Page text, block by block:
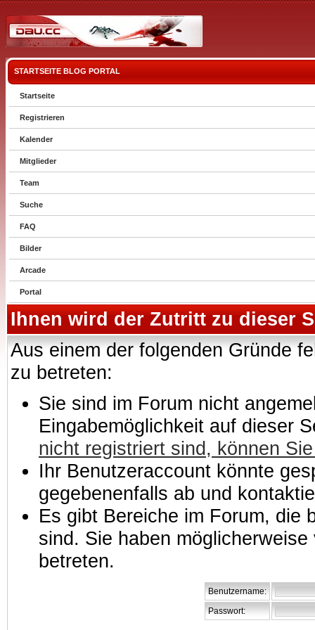
STARTSEITE BLOG PORTAL
Startseite
Registrieren
Kalender
Mitglieder
Team
Suche
FAQ
Bilder
Arcade
Portal
Ihnen wird der Zutritt zu dieser
Aus einem der folgenden Gründe
zu betreten:
Sie sind im Forum nicht
Eingabemöglichkeit auf dieser
nicht registriert sind, können
Ihr Benutzeraccount könnte
gegebenenfalls ab und
Es gibt Bereiche im Forum, die
sind. Sie haben
betreten.
Benutzername:
Passwort: